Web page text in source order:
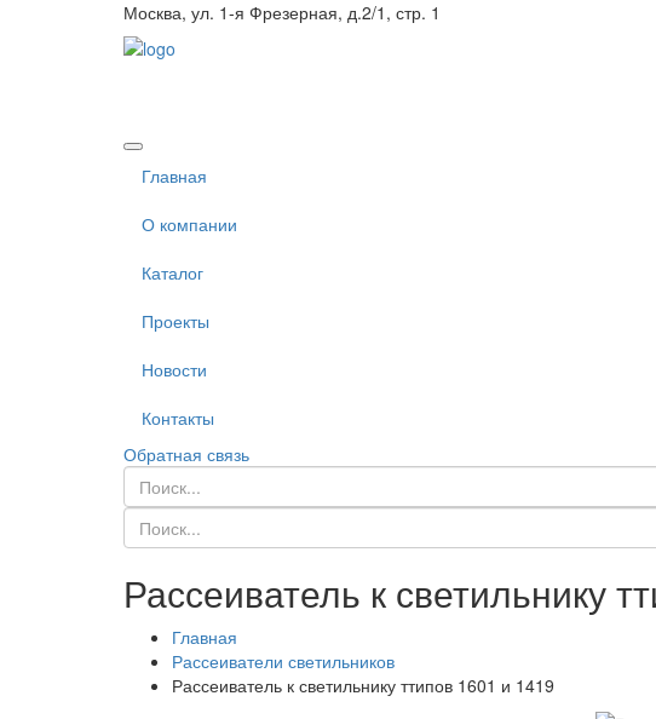
Москва, ул. 1-я Фрезерная, д.2/1, стр. 1
Главная
О компании
Каталог
Проекты
Новости
Контакты
Обратная связь
Рассеиватель к светильнику
Главная
Рассеиватели светильников
Рассеиватель к светильнику ттипов 1601 и 1419